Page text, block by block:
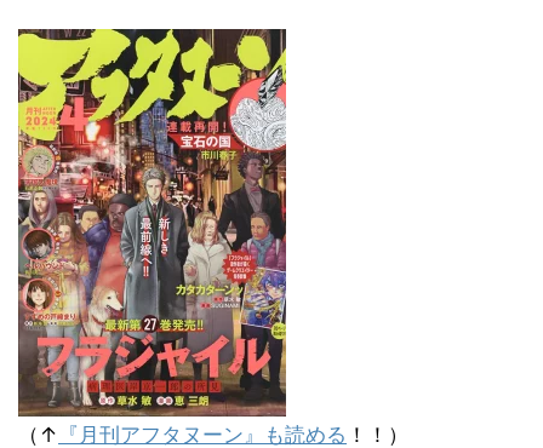
（↑ 『月刊アフタヌーン』も読める ！！）